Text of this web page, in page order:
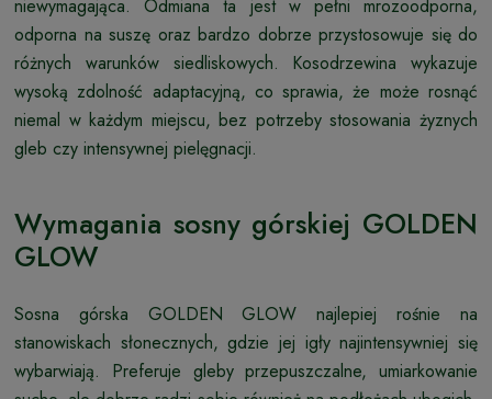
niewymagająca. Odmiana ta jest w pełni mrozoodporna,
odporna na suszę oraz bardzo dobrze przystosowuje się do
różnych warunków siedliskowych. Kosodrzewina wykazuje
wysoką zdolność adaptacyjną, co sprawia, że może rosnąć
niemal w każdym miejscu, bez potrzeby stosowania żyznych
gleb czy intensywnej pielęgnacji.
Wymagania sosny górskiej GOLDEN
GLOW
Sosna górska GOLDEN GLOW najlepiej rośnie na
stanowiskach słonecznych, gdzie jej igły najintensywniej się
wybarwiają. Preferuje gleby przepuszczalne, umiarkowanie